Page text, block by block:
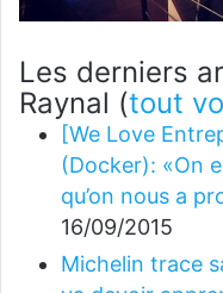
Les derniers
Raynal (tout
[We Love
(Docker): «On
qu’on nous a
16/09/2015
Michelin trace